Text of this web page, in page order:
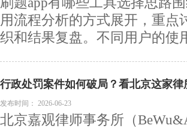
用流程分析的方式展开，重点
织和结果复盘。不同用户的使
行政处罚案件如何破局？看北京这家
发布时间： 2026-06-23
北京嘉观律师事务所（